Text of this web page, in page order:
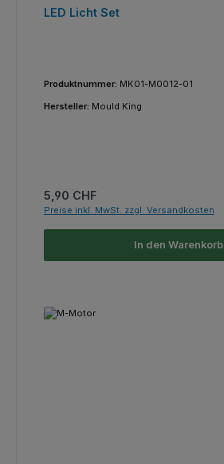
LED Licht Set
Produktnummer: MK01-M0012-01
Hersteller: Mould King
Regulärer Preis:
5,90 CHF
Preise inkl. MwSt. zzgl. Versandkosten
In den Warenkorb